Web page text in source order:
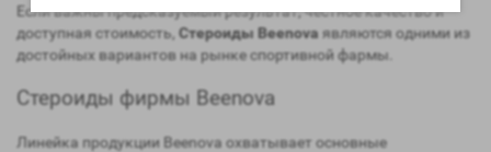
Если важны предсказуемый результат, честное качество и
доступная стоимость, Стероиды Beenovaявляются одними из
достойных вариантов на рынке спортивной фармы.
Стероиды фирмы Beenova
Линейка продукции Beenova охватывает основные